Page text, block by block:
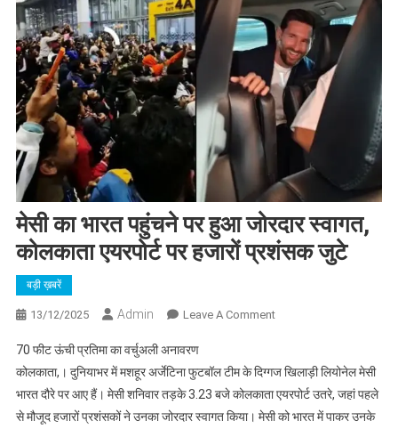
मेसी का भारत पहुंचने पर हुआ जोरदार स्वागत,
कोलकाता एयरपोर्ट पर हजारों प्रशंसक जुटे
बड़ी ख़बरें
13/12/2025 Admin Leave A CommentOn
भारत
पहुंचने
पर
70 फीट ऊंची प्रतिमा का वर्चुअली अनावरण
कोलकाता,। दुनियाभर में मशहूर अर्जेटिना फुटबॉल टीम के दिग्गज खिलाड़ी लियोनेल मेसी
भारत दौरे पर आए हैं। मेसी शनिवार तड़के 3.23 बजे कोलकाता एयरपोर्ट उतरे, जहां पहले
से मौजूद हजारों प्रशंसकों ने उनका जोरदार स्वागत किया। मेसी को भारत में पाकर उनके